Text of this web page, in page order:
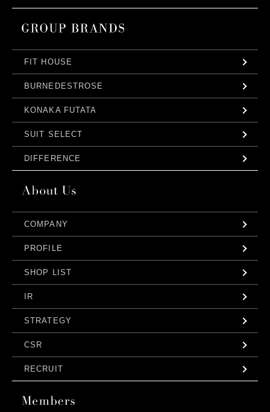
FIT HOUSE
BURNEDESTROSE
KONAKA FUTATA
SUIT SELECT
DIFFERENCE
COMPANY
PROFILE
SHOP LIST
IR
STRATEGY
CSR
RECRUIT